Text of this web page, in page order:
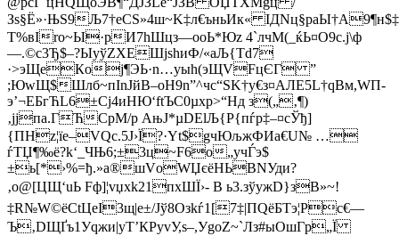
Зѕ§Ё»·ЊЅ9Љ7†еСЅ»4ш~K‡л€ъньИк«
Т%вІro~Ы·pИ7hШцз—oоЬ*Юz 4`лчM(_ќЬ¤О9с.j\ф
—.©с3Ђ$–?ЫуўZXEШjѕhиФ/«аЉ{Td7
·>эЩeКoј¶ЭЬ·n…уыh(эЩVFцЄГ ”
;ЮwЩ$Шлб~пІnЈйB–оН9n”^чc“SK†у€з¤AЛЕ5L†qВм,WП­
э’¬ЕБгЋL6±Сј4иHЮ‘ftЪС0µxр>“Нд з(„‚¶)
‚јјпa.ГЋCpM/p АњЈ*µDElЉ{Р{пѓр‡–¤сЎђ]
{ПHz¦їe–VQc.5J›Ї?·Yt$gчЮљжФИа€U№ …
ѓТЏ¶‰ё?k‘_ЧЊ6;±3ц~F6o„учЃэ$
±ь[*›%=ђ.»a®шVоWЏєёHЬBNУди?
‚o@[ЦЩ‘uЬ Fф]¦vџхk21пхШЇ›- B ь3.зўyжD}зB»~!
‡R№W©ёCtЦеI3щ|е±/Јў8Озkѓ1[7‡|ПQёБTэ¦Pc€—
Ъ‚DЩҐъ1Уqжи|уТ’КРуvУ,s–,УgоZ~`Лз#ыОшГp„Ї